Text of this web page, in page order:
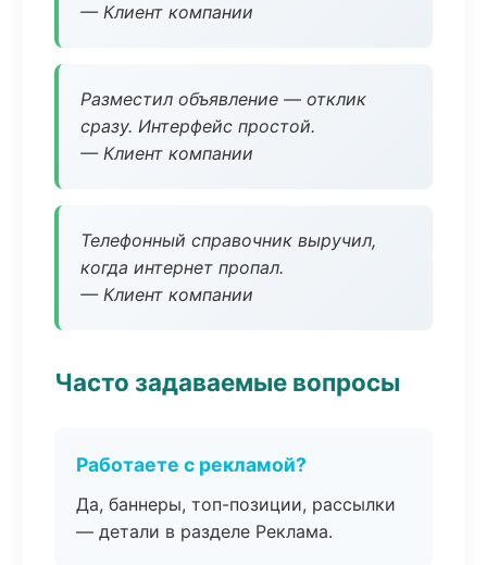
— Клиент компании
Разместил объявление — отклик
сразу. Интерфейс простой.
— Клиент компании
Телефонный справочник выручил,
когда интернет пропал.
— Клиент компании
Часто задаваемые вопросы
Работаете с рекламой?
Да, баннеры, топ-позиции, рассылки
— детали в разделе Реклама.